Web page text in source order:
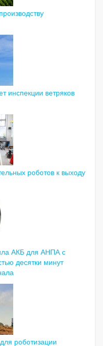
инспекции ветряков
роботов к выходу
АКБ для АНПА с
десятки минут
роботизации